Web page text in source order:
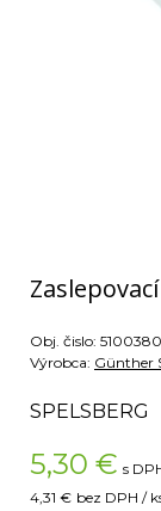
Obj. čislo:
Výrobca: Günther
SPELSBERG
5,30 € s
4,31 € bez DPH /